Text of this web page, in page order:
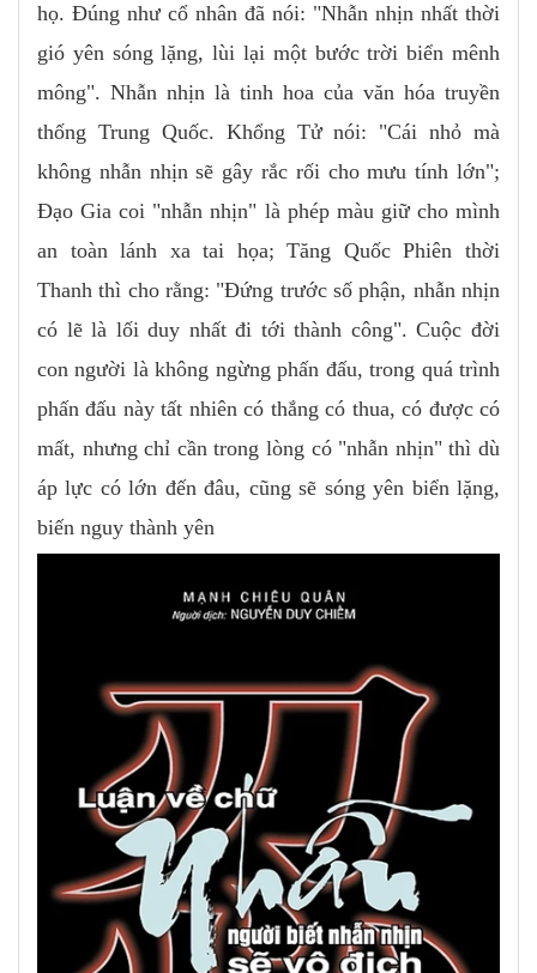
họ. Đúng như cổ nhân đã nói: "Nhẫn nhịn nhất thời
gió yên sóng lặng, lùi lại một bước trời biển mênh
mông". Nhẫn nhịn là tinh hoa của văn hóa truyền
thống Trung Quốc. Khổng Tử nói: "Cái nhỏ mà
không nhẫn nhịn sẽ gây rắc rối cho mưu tính lớn";
Đạo Gia coi "nhẫn nhịn" là phép màu giữ cho mình
an toàn lánh xa tai họa; Tăng Quốc Phiên thời
Thanh thì cho rằng: "Đứng trước số phận, nhẫn nhịn
có lẽ là lối duy nhất đi tới thành công". Cuộc đời
con người là không ngừng phấn đấu, trong quá trình
phấn đấu này tất nhiên có thắng có thua, có được có
mất, nhưng chỉ cần trong lòng có "nhẫn nhịn" thì dù
áp lực có lớn đến đâu, cũng sẽ sóng yên biển lặng,
biến nguy thành yên